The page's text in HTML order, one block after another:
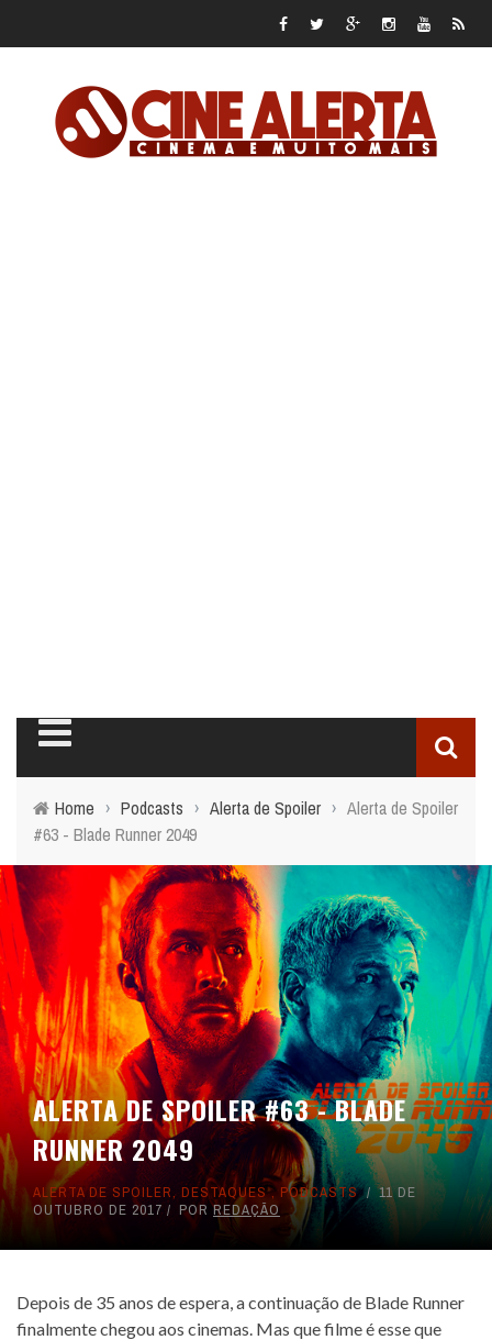
Home › Podcasts › Alerta de Spoiler › Alerta de Spoiler
#63 - Blade Runner 2049
ALERTA DE SPOILER #63 - BLADE
RUNNER 2049
ALERTA DE SPOILER, DESTAQUES , PODCASTS
11 DE
OUTUBRO DE 2017
PORREDAÇÃO
Depois de 35 anos de espera, a continuação de Blade Runner
finalmente chegou aos cinemas. Mas que filme é esse que